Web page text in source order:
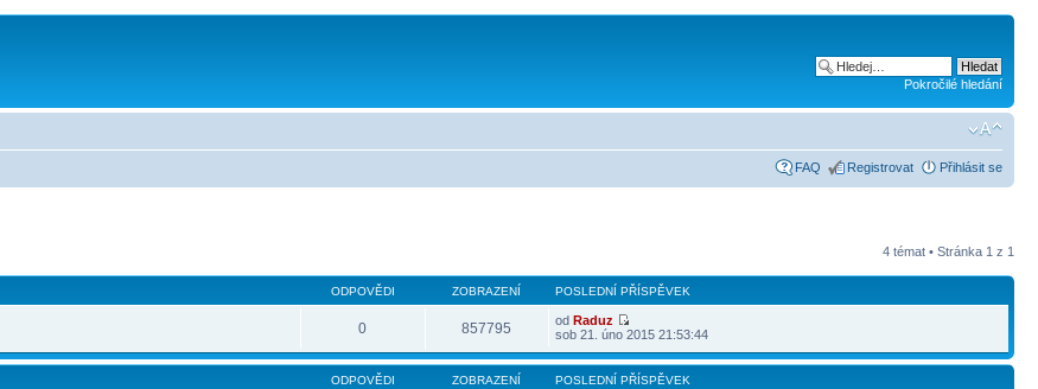
Pokročilé hledání
FAQ Registrovat Přihlásit se
4 témat • Stránka 1 z 1
ODPOVĚDI ZOBRAZENÍ POSLEDNÍ PŘÍSPĚVEK
0 857795 odRaduz
sob 21. úno 2015 21:53:44
ODPOVĚDI ZOBRAZENÍ POSLEDNÍ PŘÍSPĚVEK